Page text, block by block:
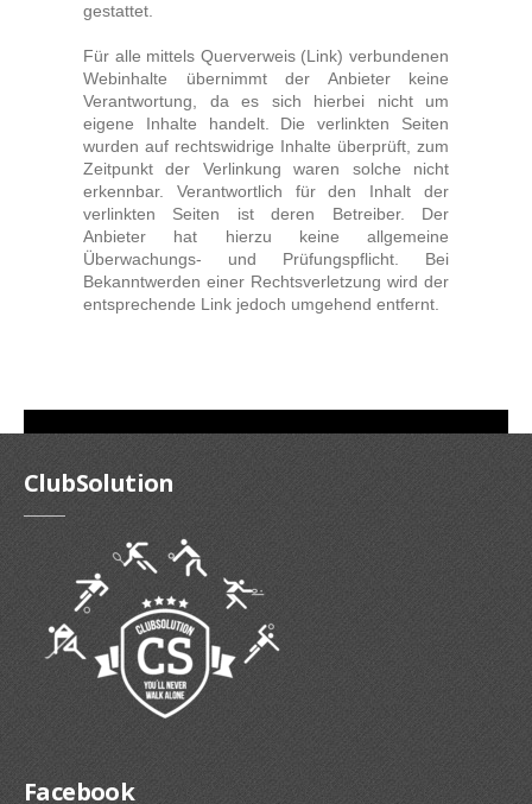
gestattet.
Für alle mittels Querverweis (Link) verbundenen
Webinhalte übernimmt der Anbieter keine
Verantwortung, da es sich hierbei nicht um
eigene Inhalte handelt. Die verlinkten Seiten
wurden auf rechtswidrige Inhalte überprüft, zum
Zeitpunkt der Verlinkung waren solche nicht
erkennbar. Verantwortlich für den Inhalt der
verlinkten Seiten ist deren Betreiber. Der
Anbieter hat hierzu keine allgemeine
Überwachungs- und Prüfungspflicht. Bei
Bekanntwerden einer Rechtsverletzung wird der
entsprechende Link jedoch umgehend entfernt.
ClubSolution
Facebook